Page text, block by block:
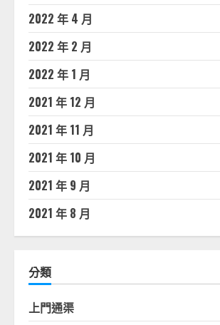
2022 年 4 月
2022 年 2 月
2022 年 1 月
2021 年 12 月
2021 年 11 月
2021 年 10 月
2021 年 9 月
2021 年 8 月
分類
上門通渠